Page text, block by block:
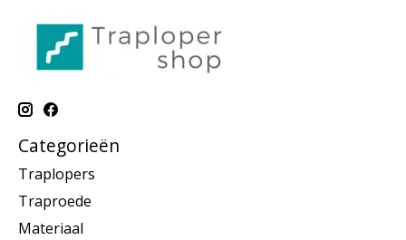
Categorieën
Traplopers
Traproede
Materiaal